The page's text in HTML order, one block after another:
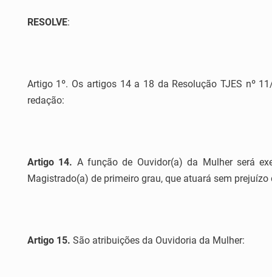
RESOLVE:
Artigo 1º. Os artigos 14 a 18 da Resolução TJES nº
redação:
Artigo 14. A função de Ouvidor(a) da Mulher será
Magistrado(a) de primeiro grau, que atuará sem
Artigo 15. São atribuições da Ouvidoria da Mulher: